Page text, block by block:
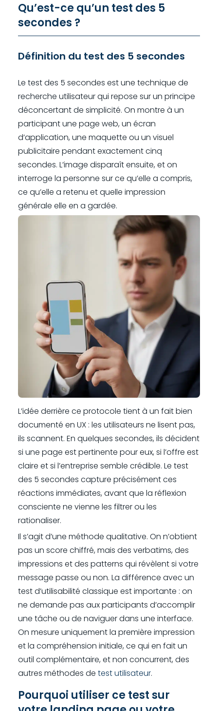
Qu’est-ce qu’un test des 5
secondes ?
Définition du test des 5 secondes
Le test des 5 secondes est une technique de
recherche utilisateur qui repose sur un principe
déconcertant de simplicité. On montre à un
participant une page web, un écran
d’application, une maquette ou un visuel
publicitaire pendant exactement cinq
secondes. L’image disparaît ensuite, et on
interroge la personne sur ce qu’elle a compris,
ce qu’elle a retenu et quelle impression
générale elle en a gardée.
L’idée derrière ce protocole tient à un fait bien
documenté en UX : les utilisateurs ne lisent pas,
ils scannent. En quelques secondes, ils décident
si une page est pertinente pour eux, si l’offre est
claire et si l’entreprise semble crédible. Le test
des 5 secondes capture précisément ces
réactions immédiates, avant que la réflexion
consciente ne vienne les filtrer ou les
rationaliser.
Il s’agit d’une méthode qualitative. On n’obtient
pas un score chiffré, mais des verbatims, des
impressions et des patterns qui révèlent si votre
message passe ou non. La différence avec un
test d’utilisabilité classique est importante : on
ne demande pas aux participants d’accomplir
une tâche ou de naviguer dans une interface.
On mesure uniquement la première impression
et la compréhension initiale, ce qui en fait un
outil complémentaire, et non concurrent, des
autres méthodes de test utilisateur.
Pourquoi utiliser ce test sur